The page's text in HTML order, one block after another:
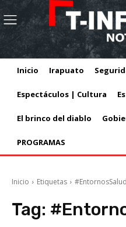
Inicio Irapuato
Espectáculos | Cultura
El brinco del diablo
PROGRAMAS
Inicio Etiquetas
Tag: